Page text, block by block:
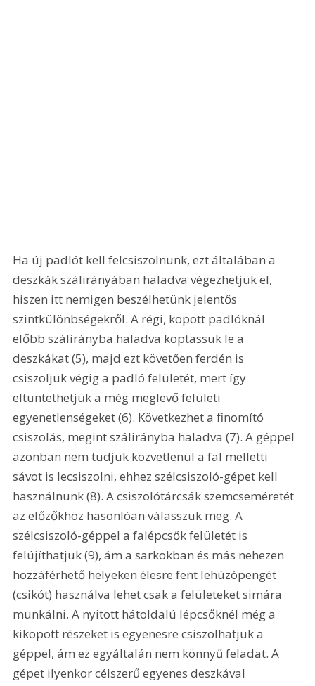
Ha új padlót kell felcsiszolnunk, ezt általában a
deszkák szálirányában haladva végezhetjük el,
hiszen itt nemigen beszélhetünk jelentős
szintkülönbségekről. A régi, kopott padlóknál
előbb szálirányba haladva koptassuk le a
deszkákat (5), majd ezt követően ferdén is
csiszoljuk végig a padló felületét, mert így
eltüntethetjük a még meglevő felületi
egyenetlenségeket (6). Következhet a finomító
csiszolás, megint szálirányba haladva (7). A géppel
azonban nem tudjuk közvetlenül a fal melletti
sávot is lecsiszolni, ehhez szélcsiszoló-gépet kell
használnunk (8). A csiszolótárcsák szemcseméretét
az előzőkhöz hasonlóan válasszuk meg. A
szélcsiszoló-géppel a falépcsők felületét is
felújíthatjuk (9), ám a sarkokban és más nehezen
hozzáférhető helyeken élesre fent lehúzópengét
(csikót) használva lehet csak a felületeket simára
munkálni. A nyitott hátoldalú lépcsőknél még a
kikopott részeket is egyenesre csiszolhatjuk a
géppel, ám ez egyáltalán nem könnyű feladat. A
gépet ilyenkor célszerű egyenes deszkával